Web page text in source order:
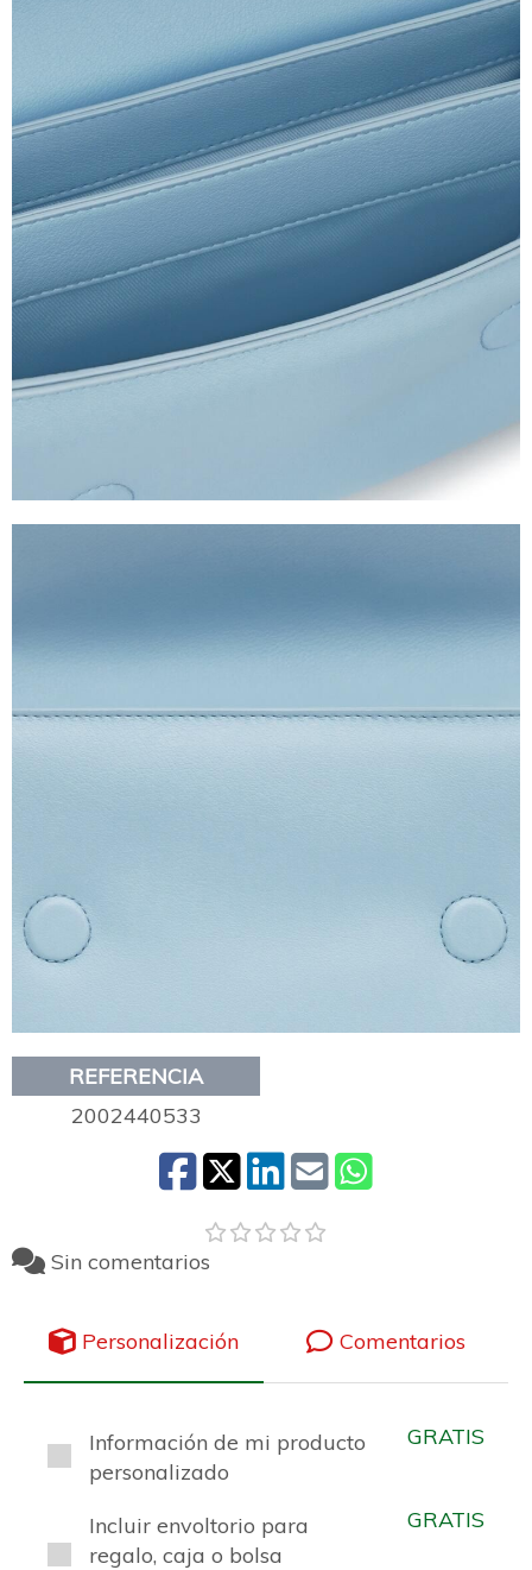
REFERENCIA
2002440533
Sin comentarios
Personalización Comentarios
Información de mi producto
personalizado
GRATIS
Incluir envoltorio para
regalo, caja o bolsa
GRATIS